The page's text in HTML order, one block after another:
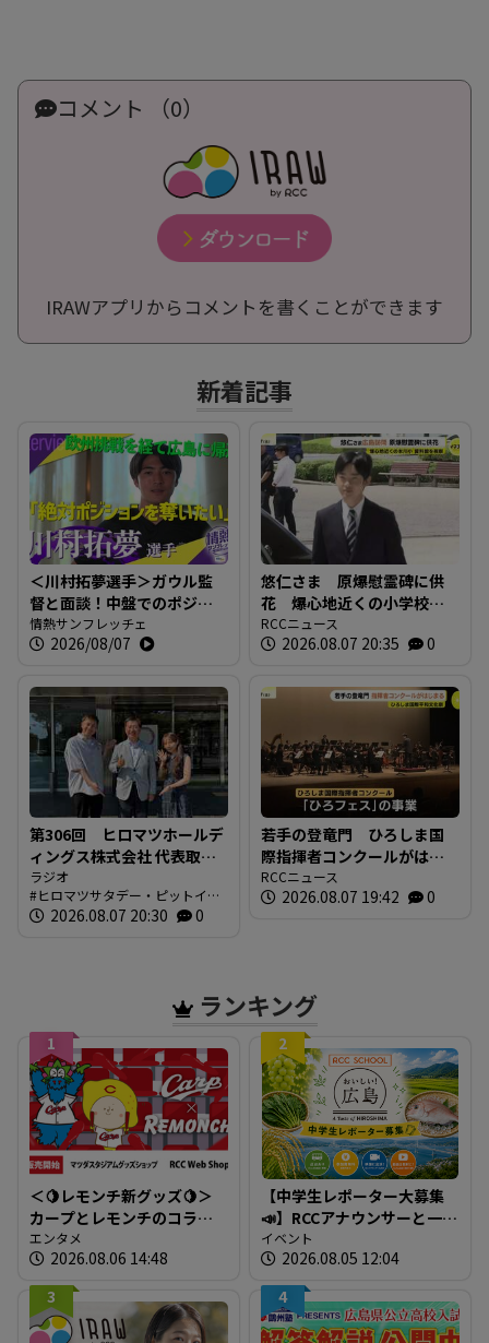
コメント （0）
IRAWアプリからコメントを書くことができます
新着記事
＜川村拓夢選手＞ガウル監
督と面談！中盤でのポジシ
ョン争いに本気で挑む【情
熱サンフレッチェ】
情熱サンフレッチェ
2026/08/07
悠仁さま 原爆慰霊碑に供
花 爆心地近くの小学校も
訪問 「被爆体験を若い世
代に繋いでいくことが大
RCCニュース
2026.08.07 20:35 0
第306回 ヒロマツホールデ
ィングス株式会社 代表取締
役社長 槙本良二さん 前編
【ヒロマツ サタデー・ピッ
トイン】
ラジオ
ヒロマツサタデー・ピットイン
ブログ2026.08.07 20:30 0
若手の登竜門 ひろしま国
際指揮者コンクールがはじ
まる 表現力や指揮の技術
を競う 広島市
RCCニュース
2026.08.07 19:42 0
ランキング
1
＜🍋レモンチ新グッズ🍋＞
カープとレモンチのコラボ
グッズが登場！
エンタメ
2026.08.06 14:48
2
【中学生レポーター大募集
📣】RCCアナウンサーと一緒
に「広島の食」の現場を取
材しよう！
イベント
2026.08.05 12:04
3
4